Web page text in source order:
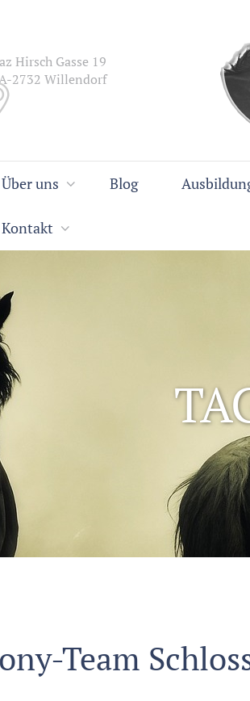
Hirsch Gasse 19
2732 Willendorf
Über uns Blog
Kontakt
Team